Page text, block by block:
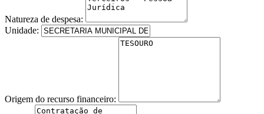
Natureza de despesa:
Unidade:
Origem do recurso financeiro: